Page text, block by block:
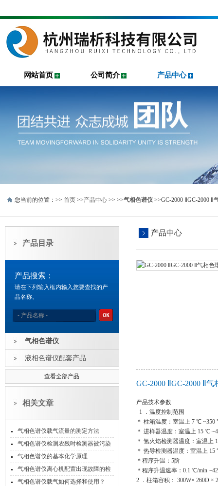
网站首页 公司简介 产品中心
您当前的位置：>> 首页 >>产品中心 >> >>气相色谱仪 >>GC-2000 ⅡGC-2000 Ⅱ
产品目录
产品搜索：
请在下列输入框内输入您要查找的产
品名称。
气相色谱仪
液相色谱仪配套产品
查看全部产品
相关文章
气相色谱仪载气流量的测定方法
气相色谱仪检测农残时检测器被污染
的处理方法
气相色谱仪的基本化学原理
气相色谱仪离心机配置出现故障的检
查措施
气相色谱仪载气如何选择和使用？
产品中心
GC-2000 ⅡGC-2000 Ⅱ
产品技术参数
1 ．温度控制范围
＊ 柱箱温度：室温上 7 ℃
＊ 进样器温度：室温上 15 ℃
＊ 氢火焰检测器温度：室温
＊ 热导检测器温度：室温上
＊程序升温：5阶
＊程序升温速率：0.1 ℃/min
2 ．柱箱容积： 300W× 260D ×